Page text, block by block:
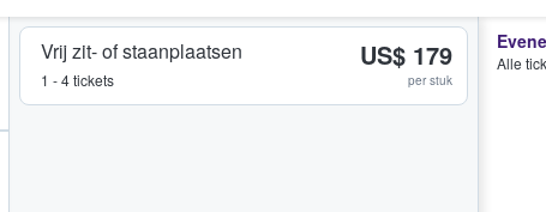
Vrij zit- of staanplaatsen
1 - 4 tickets
US$ 179
per stuk
Alle